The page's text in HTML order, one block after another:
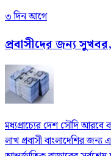
৩ দিন আগে
প্রবাসীদের জন্য
মধ্যপ্রাচ্যের দেশ সৌদি আরবে
লাখ প্রবাসী বাংলাদেশির